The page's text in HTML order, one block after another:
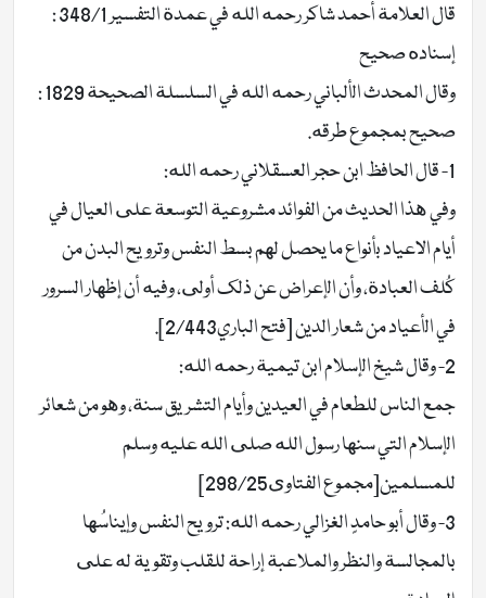
قال العلامة أحمد شاكر رحمه الله في عمدة التفسير 348/1 :
إسناده صحيح
وقال المحدث الألباني رحمه الله في السلسلة الصحيحة 1829 :
صحيح بمجموع طرقه.
1- قال الحافظ ابن حجر العسقلاني رحمه الله:
وفي هذا الحديث من الفوائد مشروعية التوسعة على العيال في
أيام الاعياد بأنواع ما يحصل لهم بسط النفس وترويح البدن من
كُلف العبادة، وأن الإعراض عن ذلك أولى، وفيه أن إظهار السرور
في الأعياد من شعار الدين [فتح الباري2/443].
2- وقال شيخ الإسلام ابن تيمية رحمه الله:
جمع الناس للطعام في العيدين وأيام التشريق سنة، وهو من شعائر
الإسلام التي سنها رسول الله صلى الله عليه وسلم
للمسلمين[مجموع الفتاوى298/25]
3- وقال أبو حامدٍ الغزالي رحمه الله: ترويح النفس وإيناسُها
بالمجالسة والنظر والملاعبة إراحة للقلب وتقوية له على